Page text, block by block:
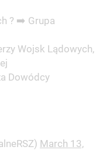
? ➡️ Grupa
Wojsk Lądowych,
Dowódcy
March 13,